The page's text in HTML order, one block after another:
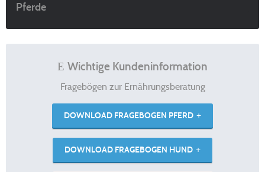
Pferde
Wichtige Kundeninformation
Fragebögen zur Ernährungsberatung
DOWNLOAD FRAGEBOGEN PFERD
DOWNLOAD FRAGEBOGEN HUND